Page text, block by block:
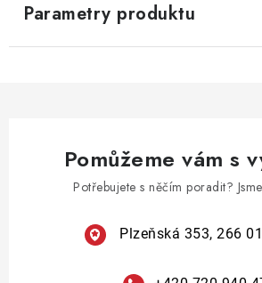
Parametry produktu
Pomůžeme vám s
Potřebujete s něčím poradit?
Plzeňská 353, 266